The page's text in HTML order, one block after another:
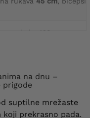
kuka 162 cm
kuka 166 cm
rukava 45 cm
prigode
suptilne mrežaste
prekrasno pada.